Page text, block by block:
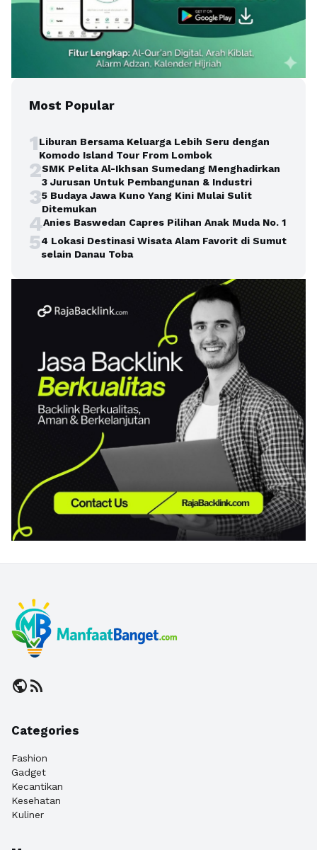
Most Popular
1Liburan Bersama Keluarga Lebih Seru dengan
Komodo Island Tour From Lombok
2SMK Pelita Al-Ikhsan Sumedang Menghadirkan
3 Jurusan Untuk Pembangunan & Industri
35 Budaya Jawa Kuno Yang Kini Mulai Sulit
Ditemukan
4Anies Baswedan Capres Pilihan Anak Muda No. 1
54 Lokasi Destinasi Wisata Alam Favorit di Sumut
selain Danau Toba
publicrss_feed
Categories
Fashion
Gadget
Kecantikan
Kesehatan
Kuliner